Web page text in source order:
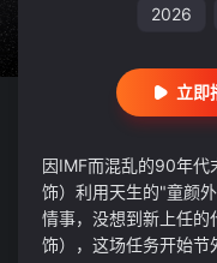
2026
立即
因IMF而混乱的90年代
饰）利用天生的"童颜
情事，没想到新上任的
饰），这场任务开始节